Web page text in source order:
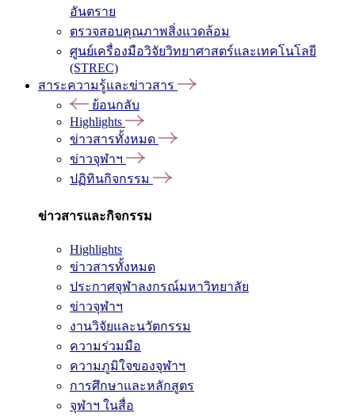
อันตราย
ตรวจสอบคุณภาพสิ่งแวดล้อม
ศูนย์เครื่องมือวิจัยวิทยาศาสตร์และเทคโนโลยี
(STREC)
สาระความรู้และข่าวสาร
ย้อนกลับ
Highlights
ข่าวสารทั้งหมด
ข่าวจุฬาฯ
ปฏิทินกิจกรรม
ข่าวสารและกิจกรรม
Highlights
ข่าวสารทั้งหมด
ประกาศจุฬาลงกรณ์มหาวิทยาลัย
ข่าวจุฬาฯ
งานวิจัยและนวัตกรรม
ความร่วมมือ
ความภูมิใจของจุฬาฯ
การศึกษาและหลักสูตร
จุฬาฯ ในสื่อ